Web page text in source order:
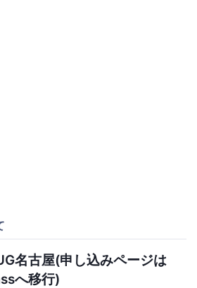
名古屋(申し込みページは
へ移行)